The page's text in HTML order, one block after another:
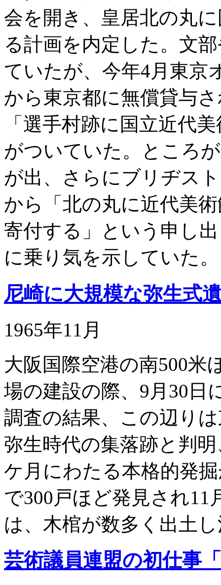
会を開き、皇居北の丸
る計画を内定した。文
ていたが、今年4月東京
から東京都に無償貸与
「選手村跡に国立近代
がついていた。ところ
が出、さらにブリヂス
から「北の丸に近代美
寄付する」という申し
に乗り気を示してい
尼崎に大規模な弥生式
1965年11月
大阪国際空港の南500米
場の建設の際、9月30日
調査の結果、この辺り
弥生時代の集落跡と判
ケ月にわたる本格的発
で300戸ほど発見され
は、木棺が数多く出土
芸術議員連盟の初仕事